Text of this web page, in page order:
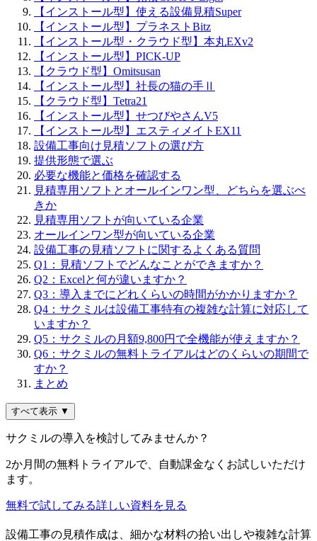
【インストール型】使える設備見積Super
【インストール型】プラネストBitz
【インストール型・クラウド型】本丸EXv2
【インストール型】PICK-UP
【クラウド型】Omitsusan
【インストール型】社長の猫の手Ⅱ
【クラウド型】Tetra21
【インストール型】せつびやさんV5
【インストール型】エスティメイトEX11
設備工事向け見積ソフトの選び方
提供形態で選ぶ
必要な機能と価格を確認する
見積専用ソフトとオールインワン型、どちらを選ぶべ
きか
見積専用ソフトが向いている企業
オールインワン型が向いている企業
設備工事の見積ソフトに関するよくある質問
Q1：見積ソフトでどんなことができますか？
Q2：Excelと何が違いますか？
Q3：導入までにどれくらいの時間がかかりますか？
Q4：サクミルは設備工事特有の複雑な計算に対応して
いますか？
Q5：サクミルの月額9,800円で全機能が使えますか？
Q6：サクミルの無料トライアルはどのくらいの期間で
すか？
まとめ
すべて表示 ▼
サクミルの導入を検討してみませんか？
2か月間の無料トライアルで、自動課金なくお試しいただけ
ます。
無料で試してみる詳しい資料を見る
設備工事の見積作成は、細かな材料の拾い出しや複雑な計算